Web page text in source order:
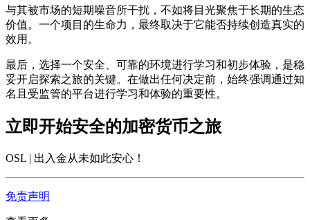
与其被市场的短期噪音所干扰，不如将目光聚焦于长期的生态
价值。一个项目的生命力，最终取决于它能否持续创造真实的
效用。
最后，选择一个安全、可靠的环境进行学习和初步体验，是稳
妥开启探索之旅的关键。在做出任何决定前，始终强调通过知
名且受监管的平台进行学习和体验的重要性。
立即开始安全的加密货币之旅
OSL | 出入金从未如此安心 ！
免责声明